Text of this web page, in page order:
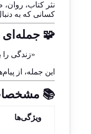
نثر کتاب،
کسانی که به
🧩 جمله‌ای
«زندگی
این جمله، از
📚
ویژگی‌ها